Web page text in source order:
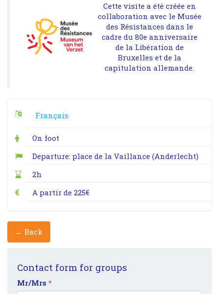
Cette visite a été créée en
collaboration avec le Musée
des Résistances dans le
cadre du 80e anniversaire
de la Libération de
Bruxelles et de la
capitulation allemande.
Français
On foot
Departure: place de la Vaillance (Anderlecht)
2h
A partir de 225€
← Back
Contact form for groups
Mr/Mrs *